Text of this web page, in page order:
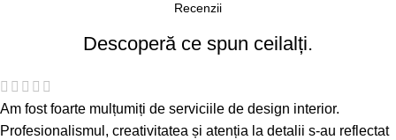
Recenzii
Descoperă ce spun ceilalți.
Am fost foarte mulțumiți de serviciile de design interior.
Profesionalismul, creativitatea și atenția la detalii s-au reflectat